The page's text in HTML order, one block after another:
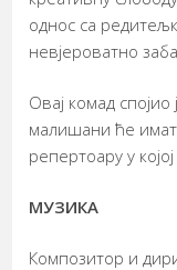
однос са
невјероватно
Овај комад спојио
малишани ће
репертоару у
МУЗИКА
Композитор и